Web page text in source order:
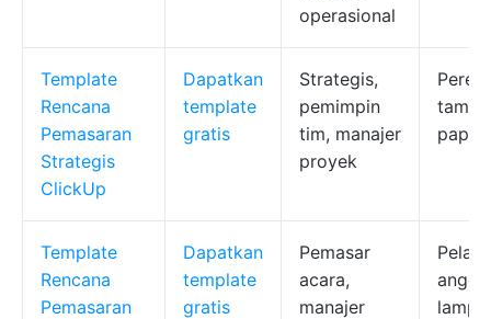
operasional
Template
Rencana
Pemasaran
Strategis
ClickUp
Dapatkan
template
gratis
Strategis,
pemimpin
tim, manajer
proyek
Template
Rencana
Pemasaran
Dapatkan
template
gratis
Pemasar
acara,
manajer